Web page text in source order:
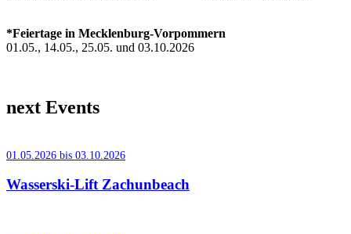
*Feiertage in Mecklenburg-Vorpommern
01.05., 14.05., 25.05. und 03.10.2026
next Events
01.05.2026 bis 03.10.2026
Wasserski-Lift Zachunbeach